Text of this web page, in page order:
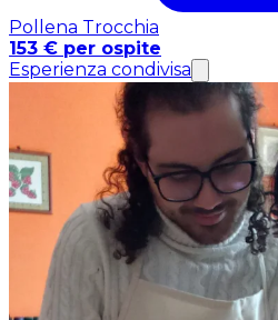
Pollena Trocchia
153 € per ospite
Esperienza condivisa